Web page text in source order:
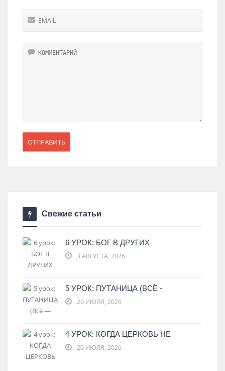
Свежие статьи
6 УРОК: БОГ В ДРУГИХ
3 АВГУСТА, 2026
5 УРОК: ПУТАНИЦА (ВСЁ -
29 ИЮЛЯ, 2026
4 УРОК: КОГДА ЦЕРКОВЬ НЕ
20 ИЮЛЯ, 2026